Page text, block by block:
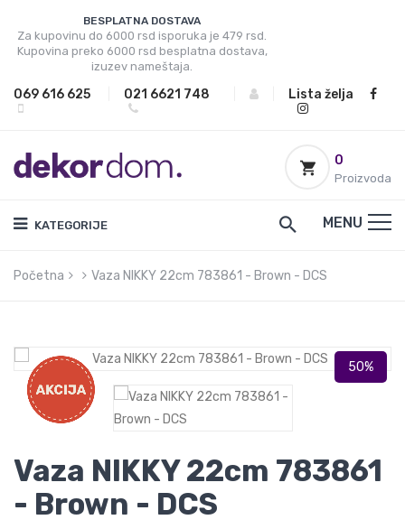
BESPLATNA DOSTAVA
Za kupovinu do 6000 rsd isporuka je 479 rsd.
Kupovina preko 6000 rsd besplatna dostava,
izuzev nameštaja.
069 616 625 021 6621 748 Lista želja
0
Proizvoda
KATEGORIJE MENU
Početna Vaza NIKKY 22cm 783861 - Brown - DCS
Vaza NIKKY 22cm 783861
- Brown - DCS